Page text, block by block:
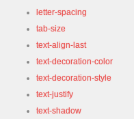
letter-spacing
tab-size
text-align-last
text-decoration-color
text-decoration-style
text-justify
text-shadow